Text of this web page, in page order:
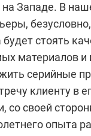
Западе. В
стоять
материалов и
серийные
клиенту в
со своей
опыта